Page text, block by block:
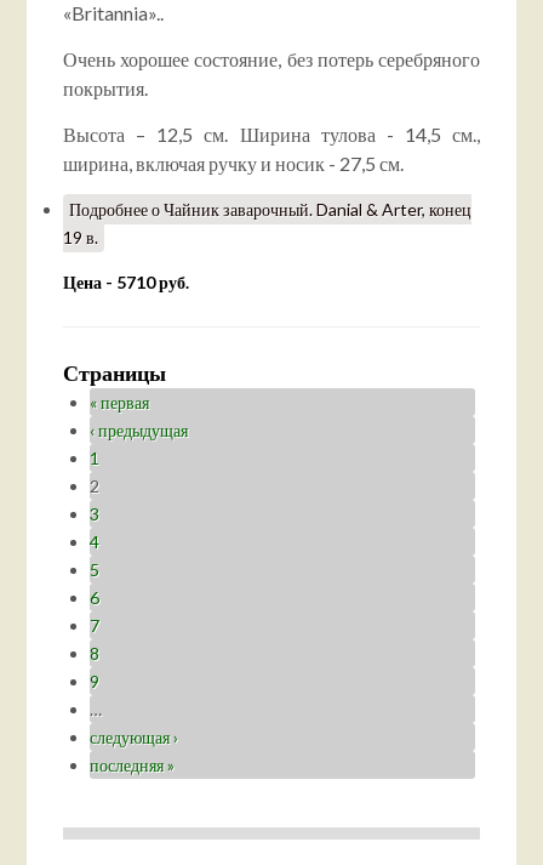
«Britannia»..
Очень хорошее состояние, без потерь серебряного
покрытия.
Высота – 12,5 см. Ширина тулова - 14,5 см.,
ширина, включая ручку и носик - 27,5 см.
Подробнеео Чайник заварочный. Danial & Arter, конец
19 в.
Цена - 5710 руб.
Страницы
« первая
‹ предыдущая
1
2
3
4
5
6
7
8
9
…
следующая ›
последняя »